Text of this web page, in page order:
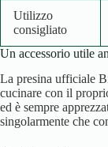
Utilizzo
consigliato
Un accessorio utile
La presina ufficiale
cucinare con il
ed è sempre
singolarmente che